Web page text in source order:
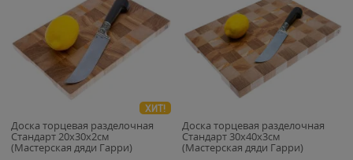
ХИТ!
Доска торцевая разделочная
Стандарт 20х30х2см
(Мастерская дяди Гарри)
Доска торцевая разделочная
Стандарт 30х40х3см
(Мастерская дяди Гарри)